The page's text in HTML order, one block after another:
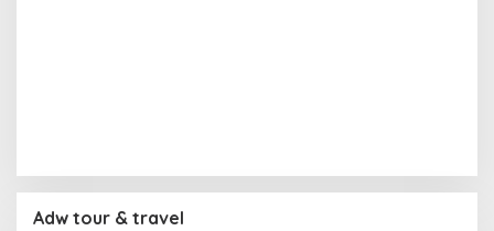
Adw tour & travel